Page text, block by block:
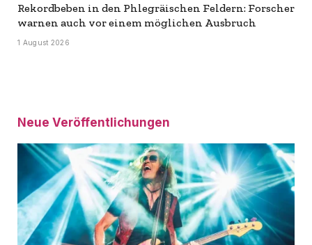
Rekordbeben in den Phlegräischen Feldern: Forscher
warnen auch vor einem möglichen Ausbruch
1 August 2026
Neue Veröffentlichungen